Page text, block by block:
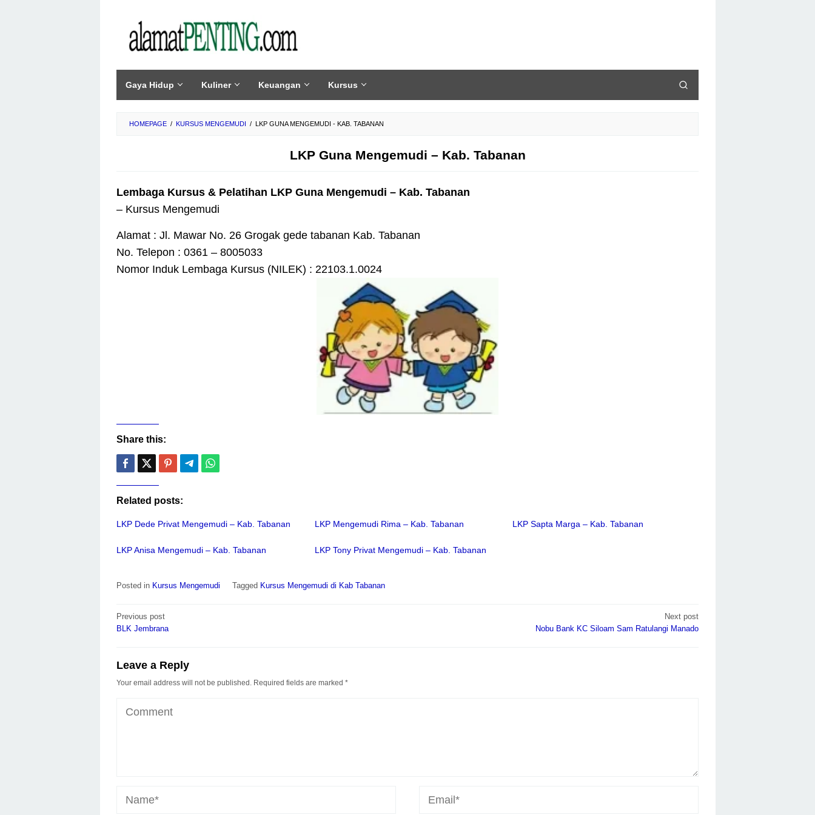
content
Gaya Hidup Kuliner Keuangan Kursus
HOMEPAGE / KURSUS MENGEMUDI / LKP GUNA MENGEMUDI - KAB. TABANAN
LKP Guna Mengemudi – Kab. Tabanan
Lembaga Kursus & Pelatihan LKP Guna Mengemudi – Kab. Tabanan
– Kursus Mengemudi
Alamat : Jl. Mawar No. 26 Grogak gede tabanan Kab. Tabanan
No. Telepon : 0361 – 8005033
Nomor Induk Lembaga Kursus (NILEK) : 22103.1.0024
Share this:
Related posts:
LKP Dede Privat Mengemudi – Kab. Tabanan LKP Mengemudi Rima – Kab. Tabanan LKP Sapta Marga – Kab. Tabanan
LKP Anisa Mengemudi – Kab. Tabanan LKP Tony Privat Mengemudi – Kab. Tabanan
Posted in Kursus Mengemudi Tagged Kursus Mengemudi di Kab Tabanan
Post
navigation
Previous post
BLK Jembrana
Next post
Nobu Bank KC Siloam Sam Ratulangi Manado
Leave a Reply
Your email address will not be published. Required fields are marked *